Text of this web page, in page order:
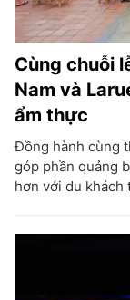
Cùng chuỗi
Nam và
ẩm thực
Đồng hành cùng
góp phần quảng
hơn với du khách